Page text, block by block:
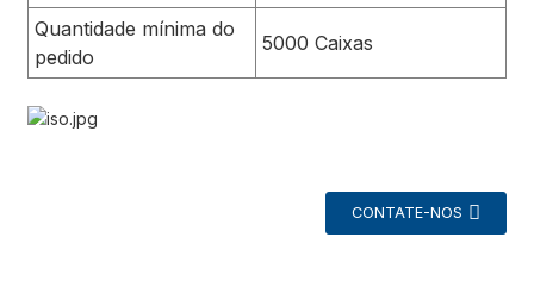
Quantidade mínima do
pedido
5000 Caixas
CONTATE-NOS